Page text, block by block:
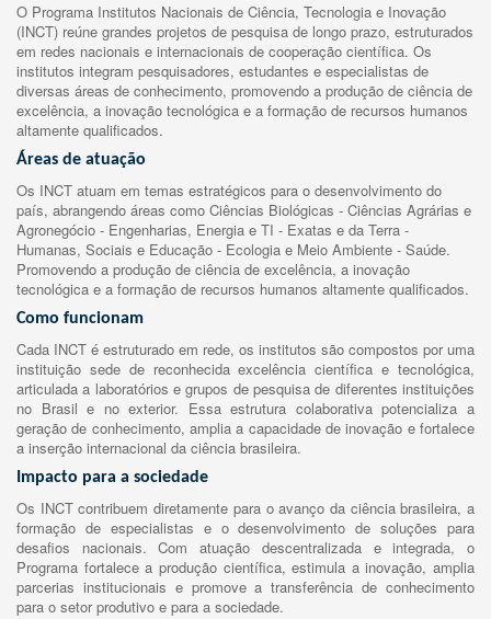
O Programa Institutos Nacionais de Ciência, Tecnologia e Inovação
(INCT) reúne grandes projetos de pesquisa de longo prazo, estruturados
em redes nacionais e internacionais de cooperação científica. Os
institutos integram pesquisadores, estudantes e especialistas de
diversas áreas de conhecimento, promovendo a produção de ciência de
excelência, a inovação tecnológica e a formação de recursos humanos
altamente qualificados.
Áreas de atuação
Os INCT atuam em temas estratégicos para o desenvolvimento do
país, abrangendo áreas como Ciências Biológicas - Ciências Agrárias e
Agronegócio - Engenharias, Energia e TI - Exatas e da Terra -
Humanas, Sociais e Educação - Ecologia e Meio Ambiente - Saúde.
Promovendo a produção de ciência de excelência, a inovação
tecnológica e a formação de recursos humanos altamente qualificados.
Como funcionam
Cada INCT é estruturado em rede, os institutos são compostos por uma
instituição sede de reconhecida excelência científica e tecnológica,
articulada a laboratórios e grupos de pesquisa de diferentes instituições
no Brasil e no exterior. Essa estrutura colaborativa potencializa a
geração de conhecimento, amplia a capacidade de inovação e fortalece
a inserção internacional da ciência brasileira.
Impacto para a sociedade
Os INCT contribuem diretamente para o avanço da ciência brasileira, a
formação de especialistas e o desenvolvimento de soluções para
desafios nacionais. Com atuação descentralizada e integrada, o
Programa fortalece a produção científica, estimula a inovação, amplia
parcerias institucionais e promove a transferência de conhecimento
para o setor produtivo e para a sociedade.